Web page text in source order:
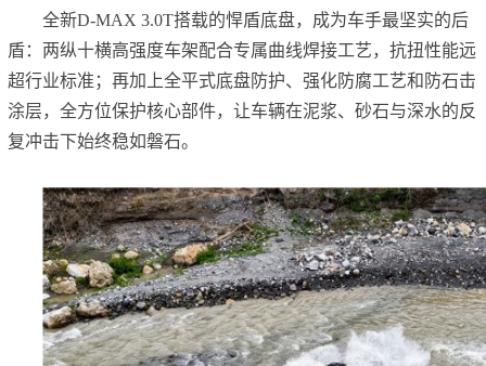
全新D-MAX 3.0T搭载的悍盾底盘，成为车手最坚实的后
盾：两纵十横高强度车架配合专属曲线焊接工艺，抗扭性能远
超行业标准；再加上全平式底盘防护、强化防腐工艺和防石击
涂层，全方位保护核心部件，让车辆在泥浆、砂石与深水的反
复冲击下始终稳如磐石。